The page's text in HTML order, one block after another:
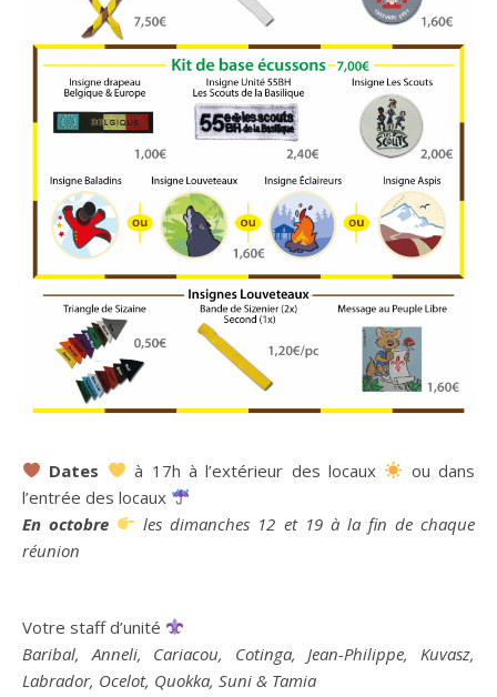
Dates à 17h à l’extérieur des locaux
ou dans
l’entrée des locaux
En octobre
les dimanches 12 et 19 à la fin de chaque
réunion
Votre staff d’unité
Baribal, Anneli, Cariacou, Cotinga, Jean-Philippe, Kuvasz,
Labrador, Ocelot, Quokka, Suni & Tamia